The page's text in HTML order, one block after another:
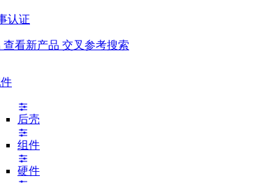
认证
查看新产品 交叉参考搜索
后壳
组件
硬件